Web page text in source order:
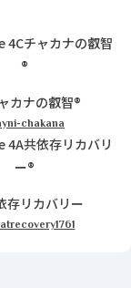
カナの叡智®
chakana
存リカバリー